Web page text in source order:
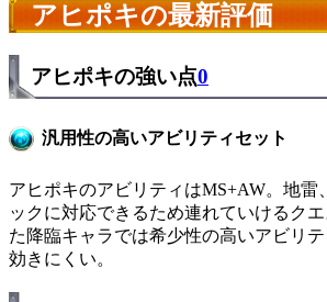
アヒポキの最新評価
アヒポキの強い点0
汎用性の高いアビリティセット
アヒポキのアビリティはMS+AW。地雷
ックに対応できるため連れていけるク
た降臨キャラでは希少性の高いアビリ
効きにくい。